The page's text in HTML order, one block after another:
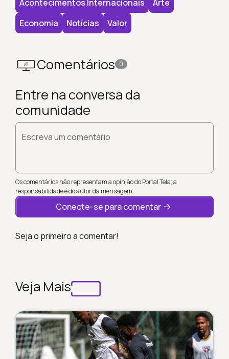
Acontecimentos Internacionais
Arte
Economia
Notícias Valor
Comentários 0
Entre na conversa da
comunidade
Escreva um comentário
Os comentários não representam a opinião do Portal Tela; a
responsabilidade é do autor da mensagem.
Conecte-se para comentar
Seja o primeiro a comentar!
Veja Mais